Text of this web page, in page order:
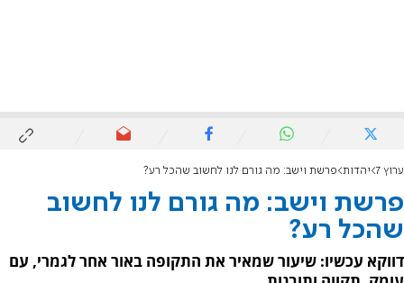
ערוץ 7 יהדות פרשת וישב: מה גורם לנו לחשוב שהכל רע?
פרשת וישב: מה גורם לנו לחשוב
שהכל רע?
דווקא עכשיו: שיעור שמאיר את התקופה באור אחר לגמרי, עם